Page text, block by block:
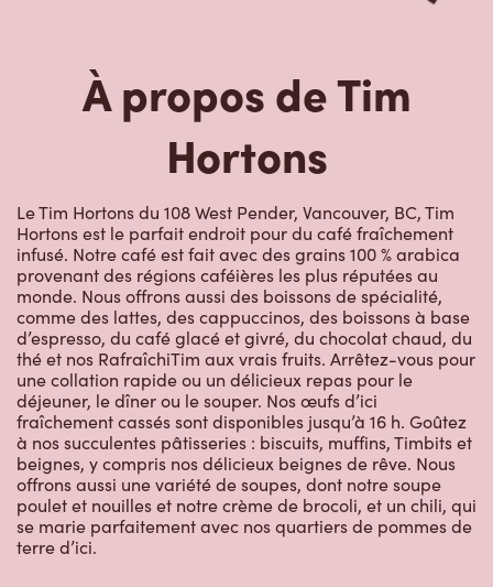
À propos de Tim
Hortons
Le Tim Hortons du 108 West Pender, Vancouver, BC, Tim
Hortons est le parfait endroit pour du café fraîchement
infusé. Notre café est fait avec des grains 100 % arabica
provenant des régions caféières les plus réputées au
monde. Nous offrons aussi des boissons de spécialité,
comme des lattes, des cappuccinos, des boissons à base
d’espresso, du café glacé et givré, du chocolat chaud, du
thé et nos RafraîchiTim aux vrais fruits. Arrêtez-vous pour
une collation rapide ou un délicieux repas pour le
déjeuner, le dîner ou le souper. Nos œufs d’ici
fraîchement cassés sont disponibles jusqu’à 16 h. Goûtez
à nos succulentes pâtisseries : biscuits, muffins, Timbits et
beignes, y compris nos délicieux beignes de rêve. Nous
offrons aussi une variété de soupes, dont notre soupe
poulet et nouilles et notre crème de brocoli, et un chili, qui
se marie parfaitement avec nos quartiers de pommes de
terre d’ici.